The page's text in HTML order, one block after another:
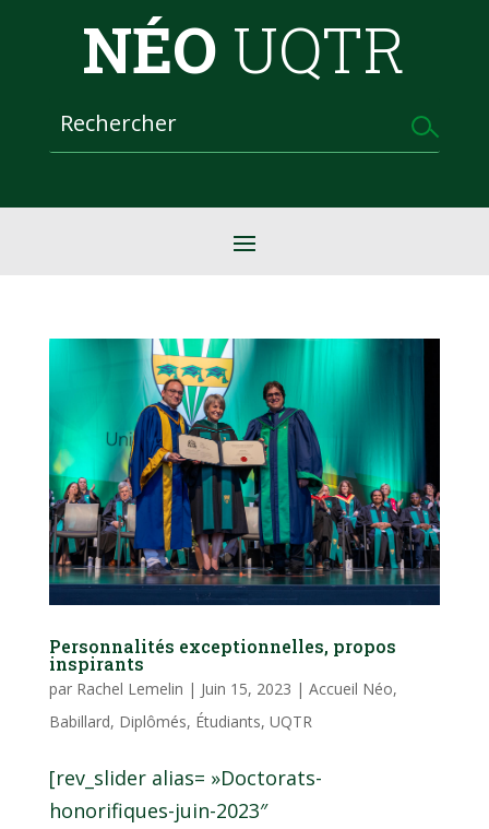
NÉO UQTR
Personnalités exceptionnelles, propos
inspirants
par Rachel Lemelin | Juin 15, 2023 | Accueil Néo,
Babillard, Diplômés, Étudiants, UQTR
[rev_slider alias= »Doctorats-
honorifiques-juin-2023″